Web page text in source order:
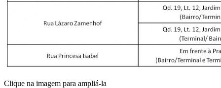
Clique na imagem para ampliá-la